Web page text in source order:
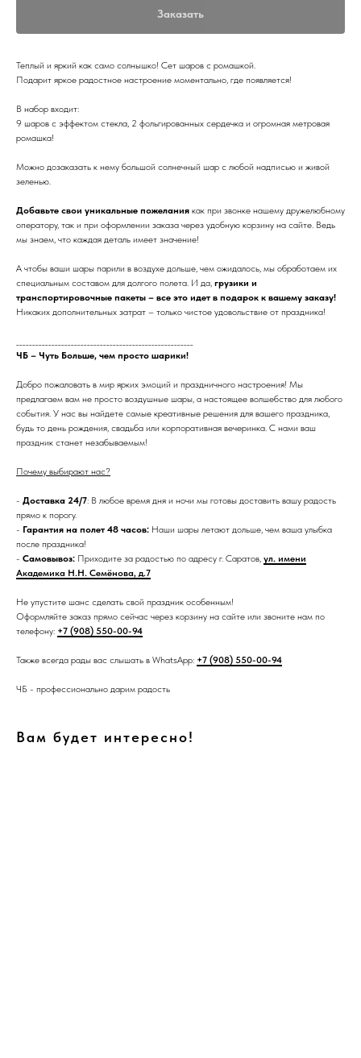
Заказать
Теплый и яркий как само солнышко! Сет шаров с ромашкой.
Подарит яркое радостное настроение моментально, где появляется!
В набор входит:
9 шаров с эффектом стекла, 2 фольгированных сердечка и огромная метровая
ромашка!
Можно дозаказать к нему большой солнечный шар с любой надписью и живой
зеленью.
Добавьте свои уникальные пожелания как при звонке нашему дружелюбному
оператору, так и при оформлении заказа через удобную корзину на сайте. Ведь
мы знаем, что каждая деталь имеет значение!
А чтобы ваши шары парили в воздухе дольше, чем ожидалось, мы обработаем их
специальным составом для долгого полета. И да, грузики и
транспортировочные пакеты – все это идет в подарок к вашему заказу!
Никаких дополнительных затрат – только чистое удовольствие от праздника!
ЧБ – Чуть Больше, чем просто шарики!
Добро пожаловать в мир ярких эмоций и праздничного настроения! Мы
предлагаем вам не просто воздушные шары, а настоящее волшебство для любого
события. У нас вы найдете самые креативные решения для вашего праздника,
будь то день рождения, свадьба или корпоративная вечеринка. С нами ваш
праздник станет незабываемым!
Почему выбирают нас?
- Доставка 24/7: В любое время дня и ночи мы готовы доставить вашу радость
прямо к порогу.
- Гарантия на полет 48 часов: Наши шары летают дольше, чем ваша улыбка
после праздника!
- Самовывоз: Приходите за радостью по адресу г. Саратов, ул. имени
Академика Н.Н. Семёнова, д.7
Не упустите шанс сделать свой праздник особенным!
Оформляйте заказ прямо сейчас через корзину на сайте или звоните нам по
телефону: +7 (908) 550-00-94
Также всегда рады вас слышать в WhatsApp: +7 (908) 550-00-94
ЧБ - профессионально дарим радость
Вам будет интересно!